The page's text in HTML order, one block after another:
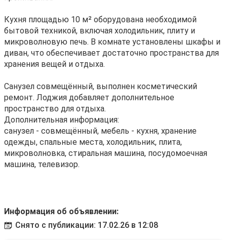
Кухня площадью 10 м² оборудована необходимой
бытовой техникой, включая холодильник, плиту и
микроволновую печь. В комнате установлены шкафы и
диван, что обеспечивает достаточно пространства для
хранения вещей и отдыха.
Санузел совмещённый, выполнен косметический
ремонт. Лоджия добавляет дополнительное
пространство для отдыха.
Дополнительная информация:
санузел - совмещённый, мебель - кухня, хранение
одежды, спальные места, холодильник, плита,
микроволновка, стиральная машина, посудомоечная
машина, телевизор.
Информация об объявлении:
Снято с публикации: 17.02.26 в 12:08